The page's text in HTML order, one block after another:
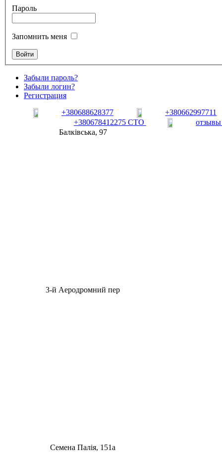
Пароль
Запомнить меня
Забыли пароль?
Забыли логин?
Регистрация
+380688628377
+380662997711
+380678412275 СТО
Балківська, 97
3-й Аеродромний пер
Семена Палія, 151а